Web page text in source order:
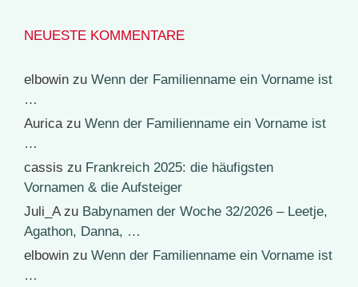
NEUESTE KOMMENTARE
elbowin zu Wenn der Familienname ein Vorname ist
…
Aurica zu Wenn der Familienname ein Vorname ist
…
cassis zu Frankreich 2025: die häufigsten
Vornamen & die Aufsteiger
Juli_Azu Babynamen der Woche 32/2026 – Leetje,
Agathon, Danna, …
elbowin zu Wenn der Familienname ein Vorname ist
…